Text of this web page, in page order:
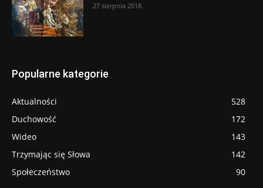
27 sierpnia 2018
Popularne kategorie
Aktualności
528
Duchowość
172
Wideo
143
Trzymając się Słowa
142
Społeczeństwo
90